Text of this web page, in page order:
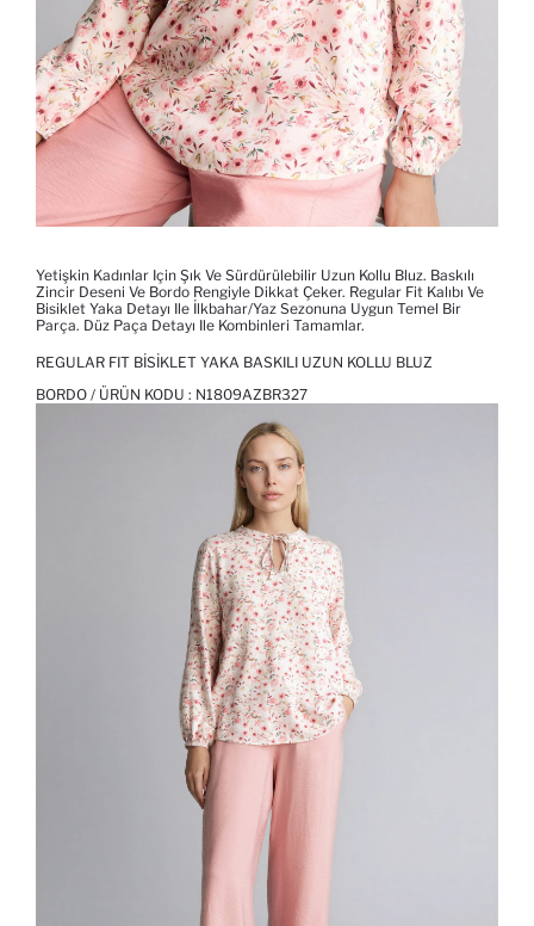
Yetişkin Kadınlar Için Şık Ve Sürdürülebilir Uzun Kollu Bluz. Baskılı
Zincir Deseni Ve Bordo Rengiyle Dikkat Çeker. Regular Fit Kalıbı Ve
Bisiklet Yaka Detayı Ile İlkbahar/Yaz Sezonuna Uygun Temel Bir
Parça. Düz Paça Detayı Ile Kombinleri Tamamlar.
REGULAR FIT BISIKLET YAKA BASKILI UZUN KOLLU BLUZ
BORDO / ÜRÜN KODU : N1809AZBR327